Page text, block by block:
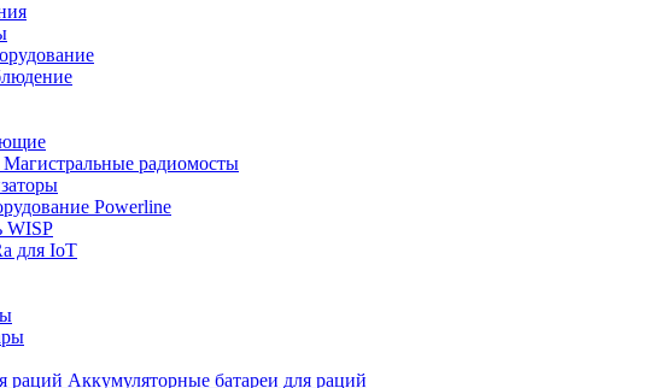
Магистральные радиомосты
Powerline
WISP
для IoT
Аккумуляторные батареи для раций